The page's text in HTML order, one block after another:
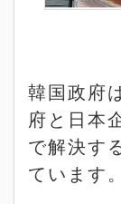
韓国政府
府と日本
で解決す
ています。